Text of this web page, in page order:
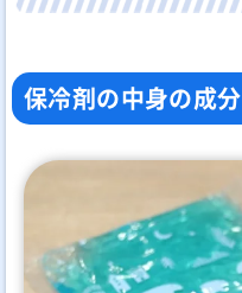
保冷剤の中身の成分